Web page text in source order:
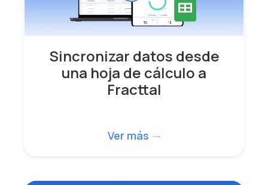
Sincronizar datos desde
una hoja de cálculo a
Fracttal
Ver más trending_flat